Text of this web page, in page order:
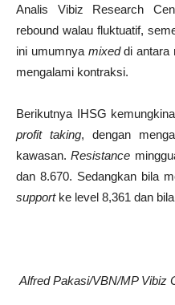
Analis Vibiz Research
rebound walau fluktuatif,
ini umumnya mixeddi antara
mengalami kontraksi.
Berikutnya IHSG
profit taking, dengan
kawasan.Resistance
dan 8.670. Sedangkan bila
supportke level 8,361 dan
Alfred Pakasi/VBN/MP Vibiz